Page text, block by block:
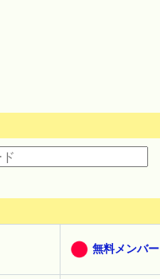
無料メンバー